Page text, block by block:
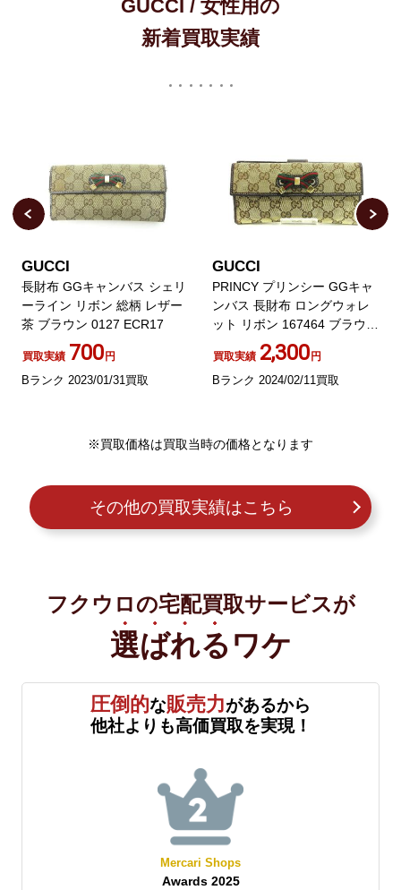
GUCCI / 女性用の
新着買取実績
GUCCI
長財布 GGキャンバス シェリ
ーライン リボン 総柄 レザー
茶 ブラウン 0127 ECR17
買取実績 700円
Bランク 2023/01/31買取
GUCCI
PRINCY プリンシー GGキャ
ンバス 長財布 ロングウォレ
ット リボン 167464 ブラウン
買取実績 2,300円
Bランク 2024/02/11買取
※買取価格は買取当時の価格となります
その他の買取実績はこちら
フクウロの宅配買取サービスが
選ばれる ワケ
圧倒的な販売力があるから
他社よりも高価買取を実現！
Mercari Shops
Awards 2025